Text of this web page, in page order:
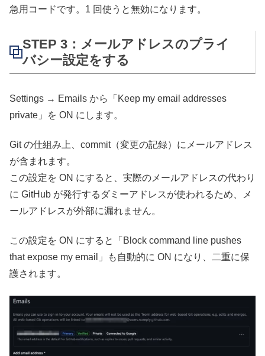
急用コードです。1 回使うと無効になります。
STEP 3：メールアドレスのプライ
バシー設定をする
Settings → Emails から「Keep my email addresses
private」を ON にします。
Git の仕組み上、commit（変更の記録）にメールアドレス
が含まれます。
この設定を ON にすると、実際のメールアドレスの代わり
に GitHub が発行するダミーアドレスが使われるため、メ
ールアドレスが外部に漏れません。
この設定を ON にすると「Block command line pushes
that expose my email」も自動的に ON になり、二重に保
護されます。